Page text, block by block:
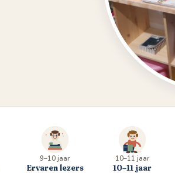
9–10 jaar
Ervaren lezers
10–11 jaar
10–11 jaar